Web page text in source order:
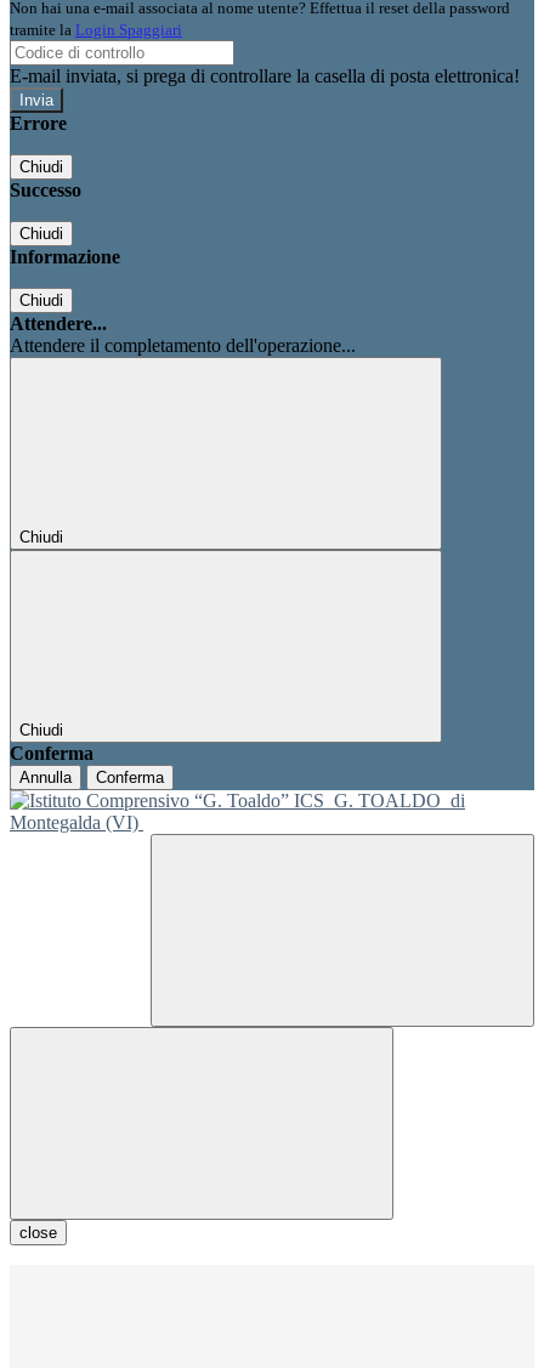
Non hai una e-mail associata al nome utente? Effettua il reset della password
tramite la Login Spaggiari
E-mail inviata, si prega di controllare la casella di posta elettronica!
Errore
Chiudi
Successo
Chiudi
Informazione
Chiudi
Attendere...
Attendere il completamento dell'operazione...
Chiudi
Chiudi
Conferma
Annulla Conferma
ICS G. TOALDO di
Montegalda (VI)
close